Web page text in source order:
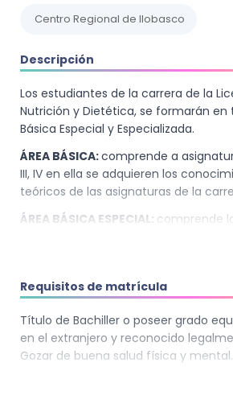
Centro Regional de Ilobasco
Descripción
Los estudiantes de la carrera de la
Nutrición y Dietética, se formarán en
Básica Especial y Especializada.
ÁREA BÁSICA:comprende a
III, IV en ella se adquieren los
teóricos de las asignaturas de la
ÁREA BÁSICA ESPECIAL: comprende
nutrición.
ÁREA ESPECIALIZAD:comprende
pertenecen a los ciclos VII, VIII, IX y X
realizarán la Práctica Profesional
Requisitos de matrícula
Título de Bachiller o poseer grado
en el extranjero y reconocido
Gozar de buena salud física y mental.